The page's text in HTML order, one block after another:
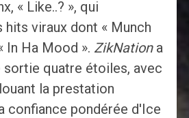
« Like..? », qui
viraux dont « Munch
In Ha Mood ». ZikNation a
quatre étoiles, avec
la prestation
confiance pondérée d'Ice